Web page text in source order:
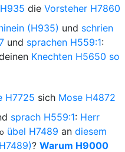
H935 die Vorsteher H7860
(H935) und schrien
und sprachen H559:1:
Knechten H5650 so
H7725 sich Mose H4872
sprach H559:1: Herr
übel H7489 an diesem
? Warum H9000